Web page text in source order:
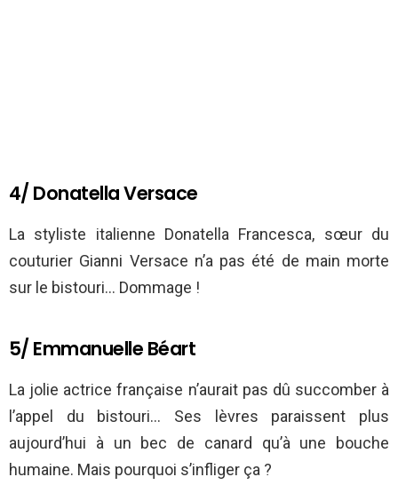
4/ Donatella Versace
La styliste italienne Donatella Francesca, sœur du
couturier Gianni Versace n’a pas été de main morte
sur le bistouri… Dommage !
5/ Emmanuelle Béart
La jolie actrice française n’aurait pas dû succomber à
l’appel du bistouri… Ses lèvres paraissent plus
aujourd’hui à un bec de canard qu’à une bouche
humaine. Mais pourquoi s’infliger ça ?